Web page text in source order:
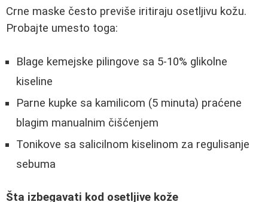
Crne maske često previše iritiraju osetljivu kožu.
Probajte umesto toga:
Blage kemejske pilingove sa 5-10% glikolne
kiseline
Parne kupke sa kamilicom (5 minuta) praćene
blagim manualnim čišćenjem
Tonikove sa salicilnom kiselinom za regulisanje
sebuma
Šta izbegavati kod osetljive kože